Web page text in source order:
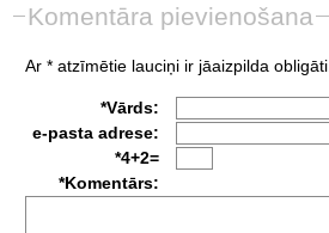
Komentāra pievienošana
Ar * atzīmētie lauciņi ir jāaizpilda obligāti.
*Vārds:
e-pasta adrese:
*4+2=
*Komentārs: